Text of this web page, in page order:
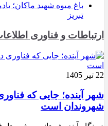
باغ میوه شهید ماکان؛
تبریز
ارتباطات و فناوری
22 تیر 1405
شهر آینده؛ جایی که
شهروندان است